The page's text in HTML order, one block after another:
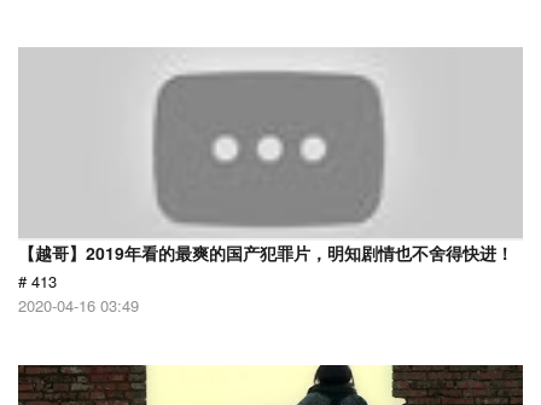
【越哥】2019年看的最爽的国产犯罪片，明知剧情也不舍得快进！
# 413
2020-04-16 03:49